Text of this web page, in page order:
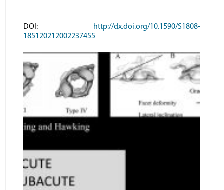
DOI:
http://dx.doi.org/10.1590/S1808-
185120212002237455